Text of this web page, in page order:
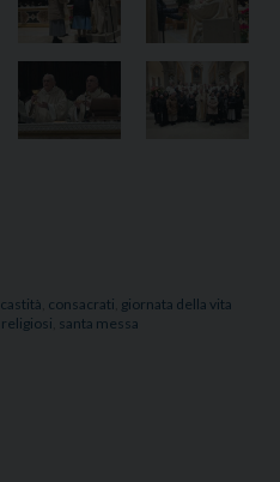
castità consacrati giornata della vita
religiosi santa messa